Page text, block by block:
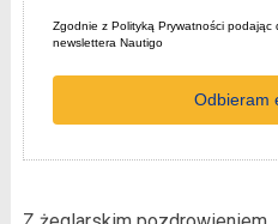
Zgodnie z Polityką Prywatności
newslettera Nautigo
Odbieram